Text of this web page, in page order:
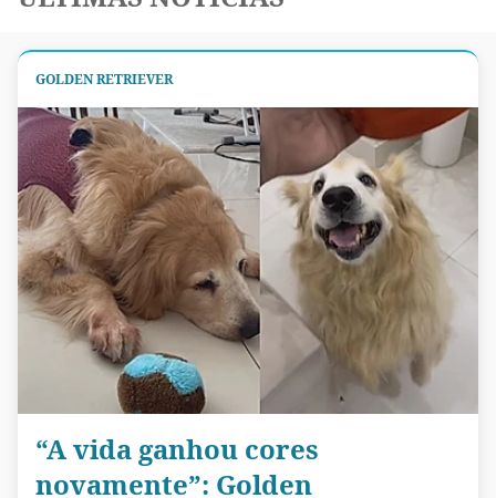
GOLDEN RETRIEVER
“A vida ganhou cores
novamente”: Golden